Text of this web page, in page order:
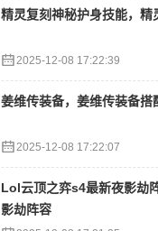
精灵复刻神秘护身技能，精
2025-12-08 17:22:39
姜维传装备，姜维传装备搭
2025-12-08 17:22:07
Lol云顶之弈s4最新夜影劫
影劫阵容